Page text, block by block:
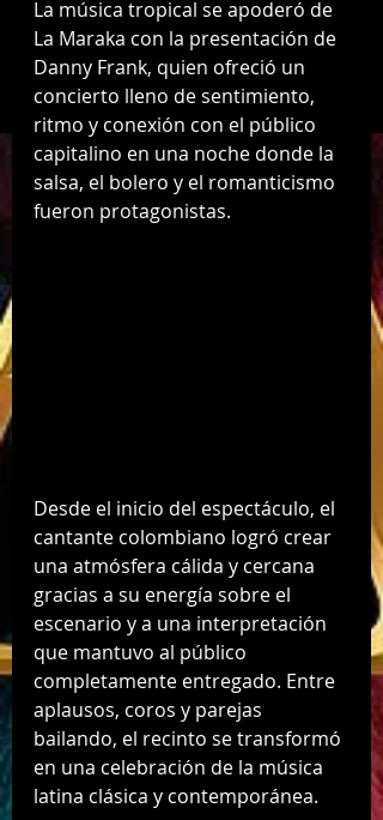
La música tropical se apoderó de
La Maraka con la presentación de
Danny Frank, quien ofreció un
concierto lleno de sentimiento,
ritmo y conexión con el público
capitalino en una noche donde la
salsa, el bolero y el romanticismo
fueron protagonistas.
Desde el inicio del espectáculo, el
cantante colombiano logró crear
una atmósfera cálida y cercana
gracias a su energía sobre el
escenario y a una interpretación
que mantuvo al público
completamente entregado. Entre
aplausos, coros y parejas
bailando, el recinto se transformó
en una celebración de la música
latina clásica y contemporánea.